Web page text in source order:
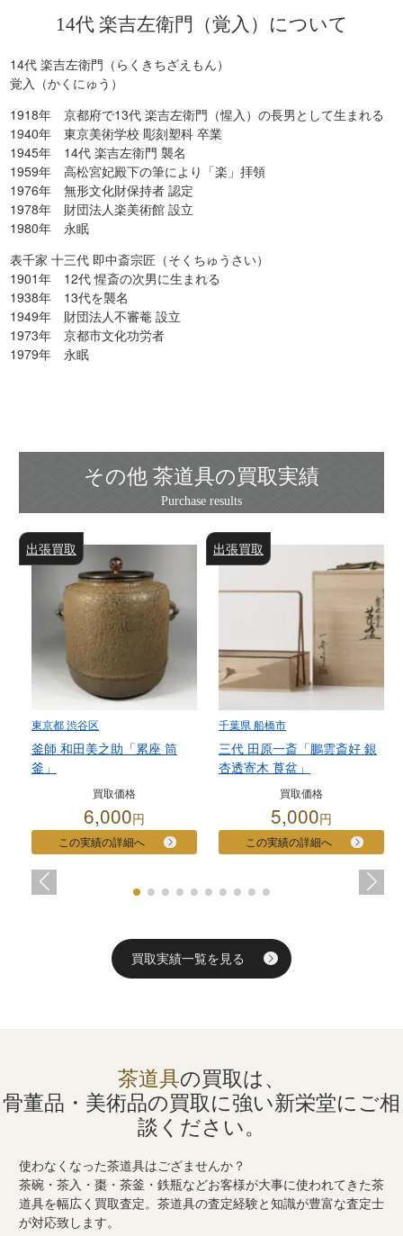
14代 楽吉左衛門（覚入）について
14代 楽吉左衛門（らくきちざえもん）
覚入（かくにゅう）
1918年 京都府で13代 楽吉左衛門（惺入）の長男として生まれる
1940年 東京美術学校 彫刻塑科 卒業
1945年 14代 楽吉左衛門 襲名
1959年 高松宮妃殿下の筆により「楽」拝領
1976年 無形文化財保持者 認定
1978年 財団法人楽美術館 設立
1980年 永眠
表千家 十三代 即中斎宗匠（そくちゅうさい）
1901年 12代 惺斎の次男に生まれる
1938年 13代を襲名
1949年 財団法人不審菴 設立
1973年 京都市文化功労者
1979年 永眠
その他 茶道具の買取実績
東京都 渋谷区
釜師 和田美之助「累座 筒
釜」
買取価格
6,000円
この実績の詳細へ
出張買取
千葉県 船橋市
三代 田原一斎「鵬雲斎好 銀
杏透寄木 莨盆」
買取価格
5,000円
この実績の詳細へ
出張買取
買取実績一覧を見る
茶道具の買取は、
骨董品・美術品の買取に強い新栄堂にご相
談ください。
使わなくなった茶道具はござませんか？
茶碗・茶入・棗・茶釜・鉄瓶などお客様が大事に使われてきた茶
道具を幅広く買取査定。茶道具の査定経験と知識が豊富な査定士
が対応致します。